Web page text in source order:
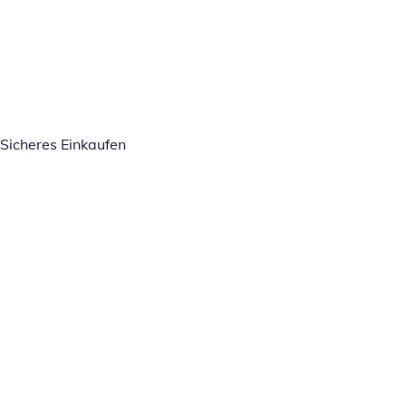
Sicheres Einkaufen